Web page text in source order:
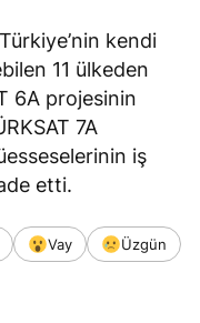
kendi
11 ülkeden
6A projesinin
7A
iş
etti.
Vay
Üzgün